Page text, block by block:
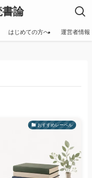
論
はじめての方へ 運営者情報
おすすめレーベル